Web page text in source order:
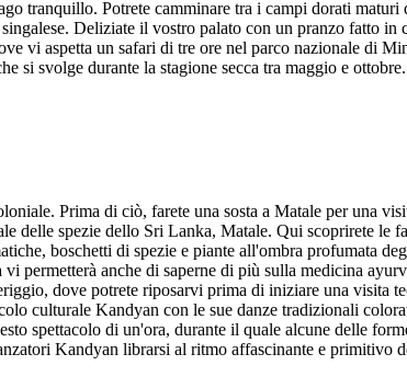
tranquillo. Potrete camminare tra i campi dorati
Deliziate il vostro palato con un pranzo fatto in
vi aspetta un safari di tre ore nel parco nazionale di
svolge durante la stagione secca tra maggio e
Prima di ciò, farete una sosta a Matale per una
delle spezie dello Sri Lanka, Matale. Qui scoprirete le
boschetti di spezie e piante all'ombra profumata
permetterà anche di saperne di più sulla medicina
dove potrete riposarvi prima di iniziare una visita
culturale Kandyan con le sue danze tradizionali
spettacolo di un'ora, durante il quale alcune delle
Kandyan librarsi al ritmo affascinante e primitivo